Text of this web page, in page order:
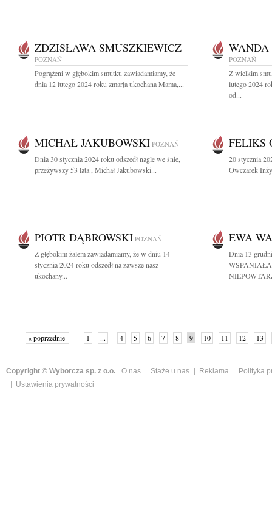
ZDZISŁAWA SMUSZKIEWICZ
POZNAŃ
Pogrążeni w głębokim smutku zawiadamiamy, że
dnia 12 lutego 2024 roku zmarła ukochana Mama,...
WANDA
POZNAŃ
Z wielkim
lutego 2024
od...
MICHAŁ JAKUBOWSKI POZNAŃ
Dnia 30 stycznia 2024 roku odszedł nagle we śnie,
przeżywszy 53 lata , Michał Jakubowski...
FELIKS
20 stycznia
Owczarek
PIOTR DĄBROWSKI POZNAŃ
Z głębokim żalem zawiadamiamy, że w dniu 14
stycznia 2024 roku odszedł na zawsze nasz
ukochany...
EWA
Dnia 13
« poprzednie 1 ... 4 5 6 7 8 9 10 11 12 13
Copyright © Wyborcza sp. z o.o. O nas Staże u nas Reklama
Polityka
Ustawienia prywatności